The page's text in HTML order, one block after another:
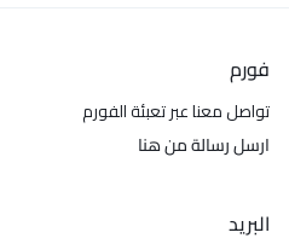
فورم
تواصل معنا عبر تعبئة الفورم
ارسل رسالة من هنا
البريد